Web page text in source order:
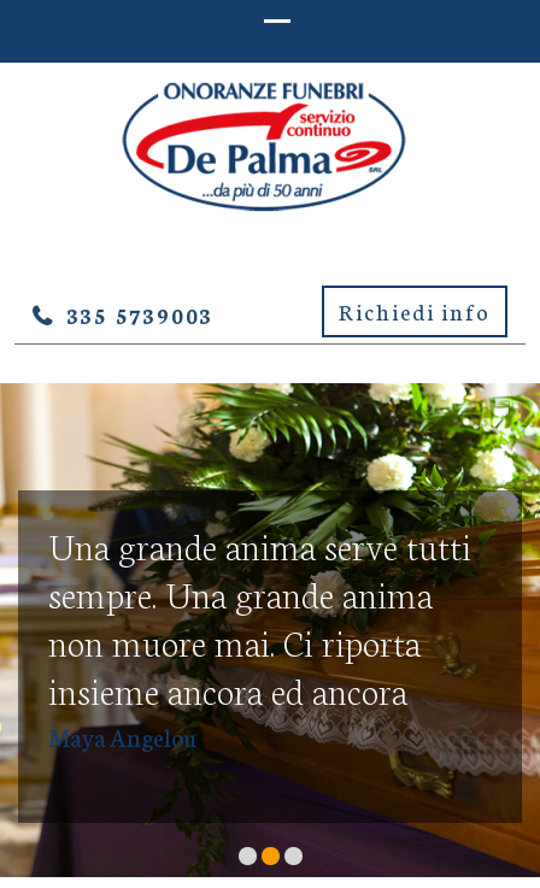
PALMA – LUCERA (FOGGIA)
Richiedi info
335 5739003
Una grande anima serve tutti
sempre. Una grande anima
non muore mai. Ci riporta
insieme ancora ed ancora
Maya Angelou